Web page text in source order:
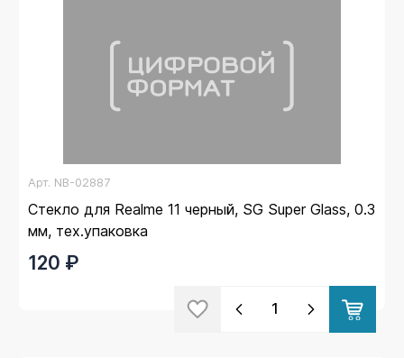
Арт. NB-02887
Стекло для Realme 11 черный, SG Super Glass, 0.3
мм, тех.упаковка
120 ₽